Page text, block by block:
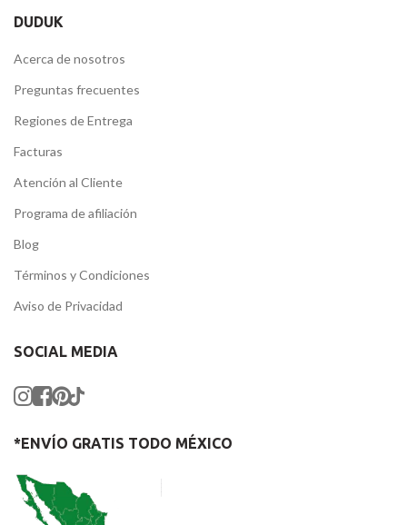
DUDUK
Acerca de nosotros
Preguntas frecuentes
Regiones de Entrega
Facturas
Atención al Cliente
Programa de afiliación
Blog
Términos y Condiciones
Aviso de Privacidad
SOCIAL MEDIA
*ENVÍO GRATIS TODO MÉXICO